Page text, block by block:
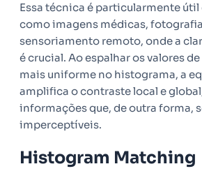
Essa técnica é particularmente
como imagens médicas,
sensoriamento remoto, onde a
é crucial. Ao espalhar os valores
mais uniforme no histograma, a
amplifica o contraste local e
informações que, de outra forma,
imperceptíveis.
Histogram Matching